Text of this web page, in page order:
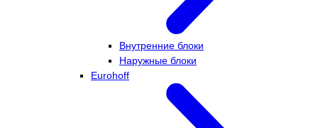
Внутренние блоки
Наружные блоки
Eurohoff